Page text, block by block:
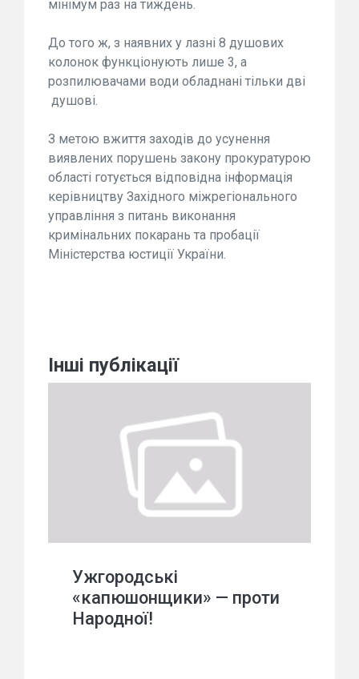
мінімум раз на тиждень.
До того ж, з наявних у лазні 8 душових
колонок функціонують лише 3, а
розпилювачами води обладнані тільки дві
душові.
З метою вжиття заходів до усунення
виявлених порушень закону прокуратурою
області готується відповідна інформація
керівництву Західного міжрегіонального
управління з питань виконання
кримінальних покарань та пробації
Міністерства юстиції України.
Інші публікації
Ужгородські
«капюшонщики» — проти
Народної!